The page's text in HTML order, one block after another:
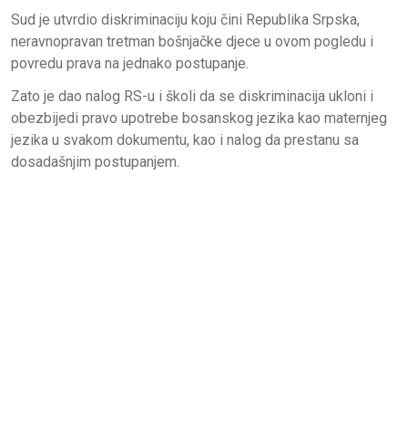
Sud je utvrdio diskriminaciju koju čini Republika Srpska,
neravnopravan tretman bošnjačke djece u ovom pogledu i
povredu prava na jednako postupanje.
Zato je dao nalog RS-u i školi da se diskriminacija ukloni i
obezbijedi pravo upotrebe bosanskog jezika kao maternjeg
jezika u svakom dokumentu, kao i nalog da prestanu sa
dosadašnjim postupanjem.